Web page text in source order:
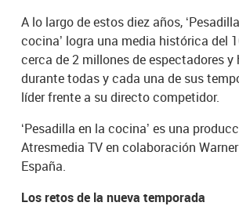
A lo largo de estos diez años,
cocina’ logra una media histórica del
cerca de 2 millones de espectadores y
durante todas y cada una de sus
líder frente a su directo competidor.
‘Pesadilla en la cocina’ es una
Atresmedia TV en colaboración
España.
Los retos de la nueva temporada